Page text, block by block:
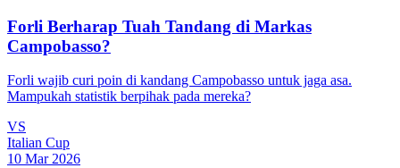
Forli Berharap Tuah Tandang di Markas
Campobasso?
Forli wajib curi poin di kandang Campobasso untuk jaga asa.
Mampukah statistik berpihak pada mereka?
VS
Italian Cup
10 Mar 2026